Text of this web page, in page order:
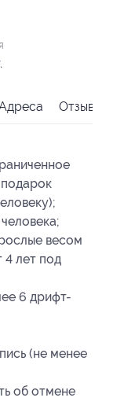
Отзывы
весом
4 лет под
6 дрифт-
(не менее
об отмене